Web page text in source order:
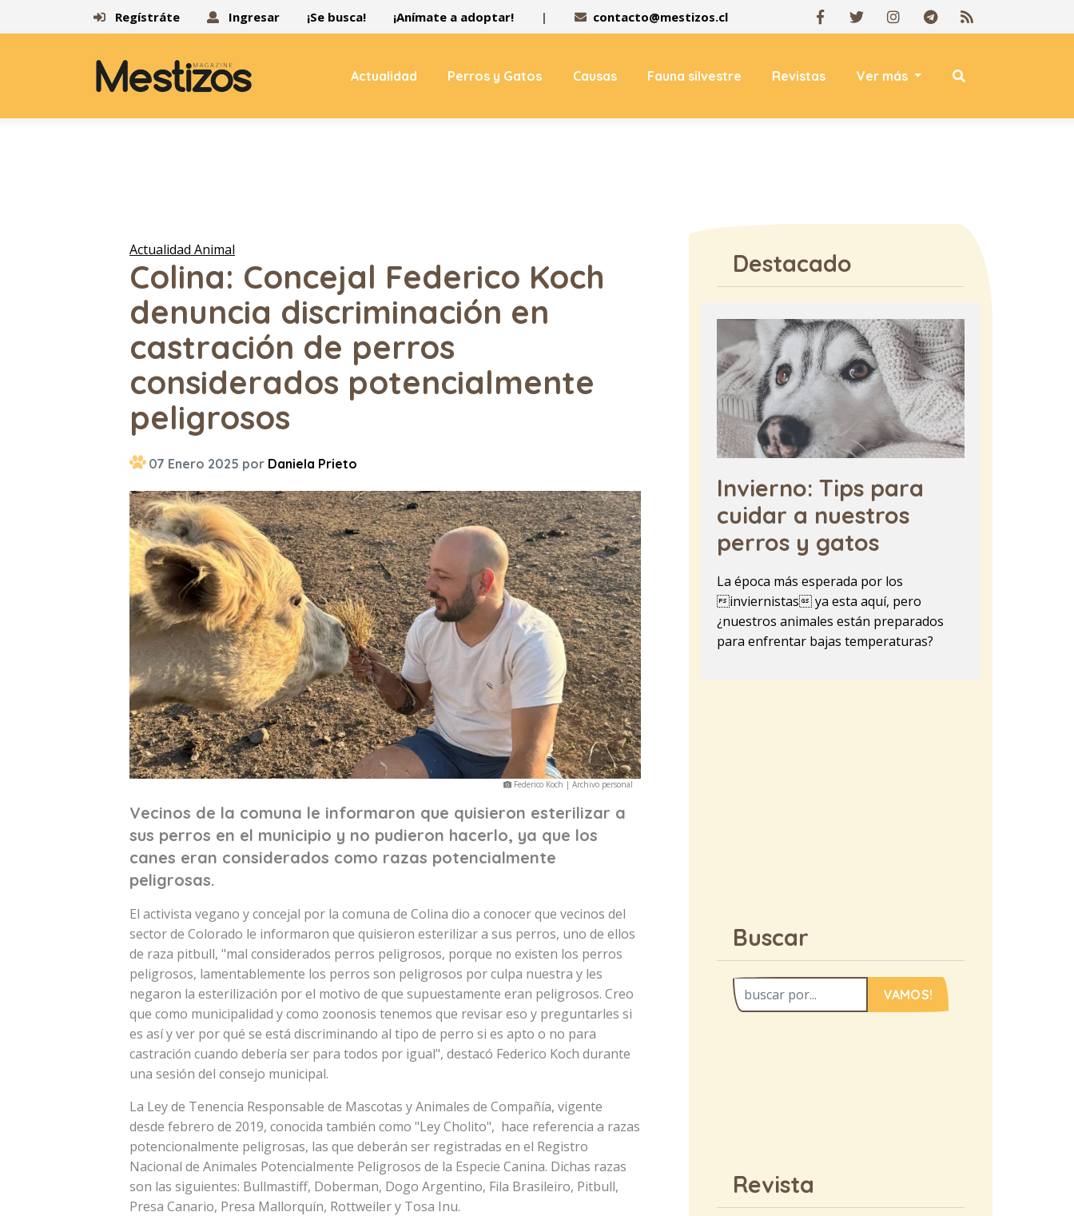
Regístráte Ingresar ¡Se busca! ¡Anímate a adoptar! | contacto@mestizos.cl
Actualidad Perros y Gatos Causas Fauna silvestre Revistas Ver más
Actualidad Animal
Colina: Concejal Federico Koch
denuncia discriminación en
castración de perros
considerados potencialmente
peligrosos
07 Enero 2025 por Daniela Prieto
Federico Koch | Archivo personal
Vecinos de la comuna le informaron que quisieron esterilizar a
sus perros en el municipio y no pudieron hacerlo, ya que los
canes eran considerados como razas potencialmente
peligrosas.
El activista vegano y concejal por la comuna de Colina dio a conocer que vecinos del
sector de Colorado le informaron que quisieron esterilizar a sus perros, uno de ellos
de raza pitbull, "mal considerados perros peligrosos, porque no existen los perros
peligrosos, lamentablemente los perros son peligrosos por culpa nuestra y les
negaron la esterilización por el motivo de que supuestamente eran peligrosos. Creo
que como municipalidad y como zoonosis tenemos que revisar eso y preguntarles si
es así y ver por qué se está discriminando al tipo de perro si es apto o no para
castración cuando debería ser para todos por igual", destacó Federico Koch durante
una sesión del consejo municipal.
La Ley de Tenencia Responsable de Mascotas y Animales de Compañía, vigente
desde febrero de 2019, conocida también como "Ley Cholito", hace referencia a razas
potencionalmente peligrosas, las que deberán ser registradas en el Registro
Nacional de Animales Potencialmente Peligrosos de la Especie Canina. Dichas razas
son las siguientes: Bullmastiff, Doberman, Dogo Argentino, Fila Brasileiro, Pitbull,
Presa Canario, Presa Mallorquín, Rottweiler y Tosa Inu.
Destacado
Invierno: Tips para
cuidar a nuestros
perros y gatos
La época más esperada por los
inviernistas ya esta aquí, pero
¿nuestros animales están preparados
para enfrentar bajas temperaturas?
Buscar
VAMOS!
Revista